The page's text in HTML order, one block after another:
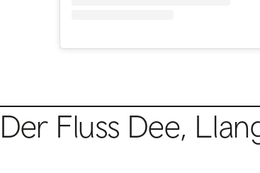
Der Fluss Dee,